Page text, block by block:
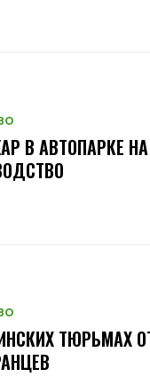
В АВТОПАРКЕ
ТЮРЬМАХ